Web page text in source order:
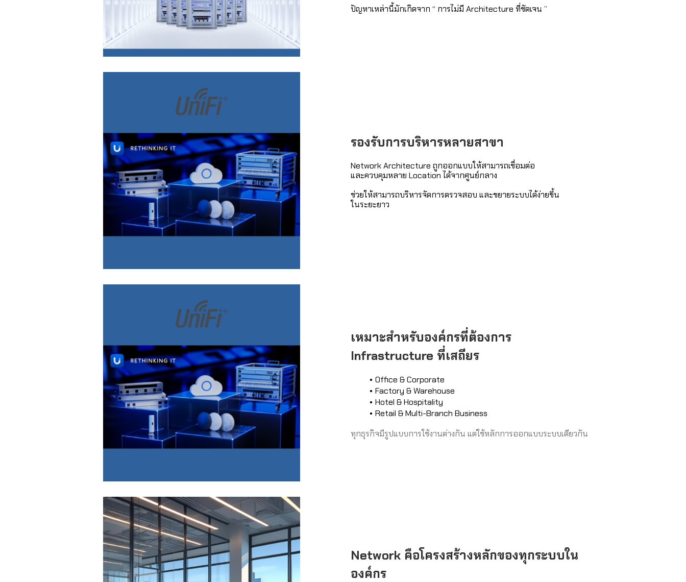
ปัญหาเหล่านี้มักเกิดจาก “ การไม่มี Architecture ที่ชัดเจน ”
รองรับการบริหารหลายสาขา
Network Architecture ถูกออกแบบให้สามารถเชื่อมต่อ
และควบคุมหลาย Location ได้จากศูนย์กลาง
ช่วยให้สามารถบริหารจัดการตรวจสอบ และขยายระบบได้ง่ายขึ้น
ในระยะยาว
เหมาะสำหรับองค์กรที่ต้องการ
Infrastructure ที่เสถียร
Office & Corporate
Factory & Warehouse
Hotel & Hospitality
Retail & Multi-Branch Business
ทุกธุรกิจมีรูปแบบการใช้งานต่างกัน แต่ใช้หลักการออกแบบระบบเดียวกัน
Network คือโครงสร้างหลักของทุกระบบใน
องค์กร